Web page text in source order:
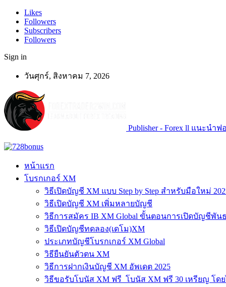
Likes
Followers
Subscribers
Followers
Sign in
วันศุกร์, สิงหาคม 7, 2026
Publisher - Forex ll แนะนำ
หน้าแรก
โบรกเกอร์ XM
วิธีเปิดบัญชี XM แบบ Step by Step สำหรับมือใหม่
วิธีเปิดบัญชี XM เพิ่มหลายบัญชี
วิธีการสมัคร IB XM Global ขั้นตอนการเปิดบัญชีพันธ
วิธีเปิดบัญชีทดลอง(เดโม)XM
ประเภทบัญชีโบรกเกอร์ XM Global
วิธียืนยันตัวตน XM
วิธีการฝากเงินบัญชี XM อัพเดต 2025
วิธีขอรับโบนัส XM ฟรี โบนัส XM ฟรี 30 เหรียญ โดย